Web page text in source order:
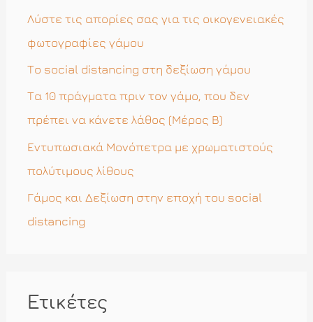
η
γ
Λύστε τις απορίες σας για τις οικογενειακές
φωτογραφίες γάμου
Το social distancing στη δεξίωση γάμου
Τα 10 πράγματα πριν τον γάμο, που δεν
πρέπει να κάνετε λάθος (Μέρος Β)
Εντυπωσιακά Μονόπετρα με χρωματιστούς
πολύτιμους λίθους
Γάμος και Δεξίωση στην εποχή του social
distancing
Ετικέτες